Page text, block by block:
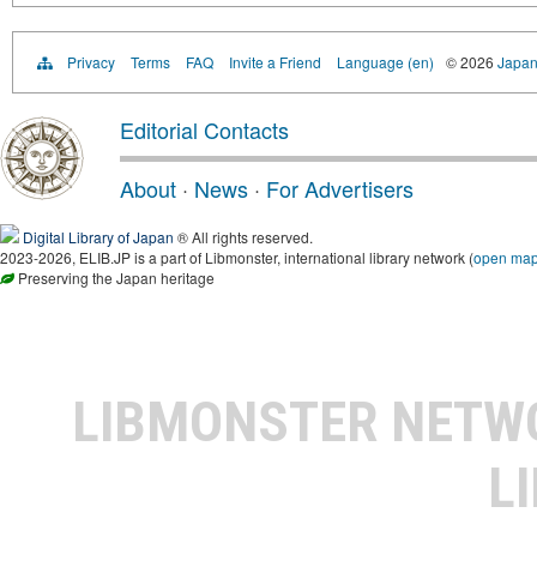
Privacy Terms FAQ Invite a Friend Language (en) © 2026
Editorial Contacts
About · News · For Advertisers
Digital Library of Japan ® All rights reserved.
2023-2026, ELIB.JP is a part of Libmonster, international library network (open
Preserving the Japan heritage
LIBMONSTER